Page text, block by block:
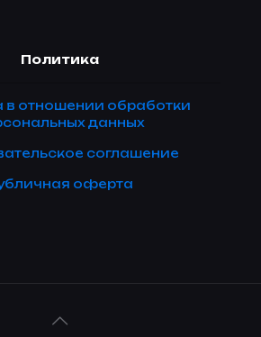
Политика
в отношении обработки
данных
соглашение
оферта